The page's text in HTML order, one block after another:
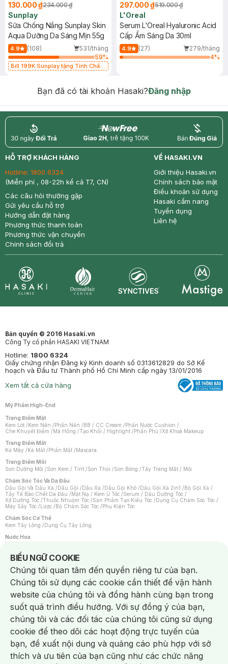
130.000 ₫234.000 ₫
Sunplay
Sữa Chống Nắng Sunplay Skin
Aqua Dưỡng Da Sáng Mịn 55g
4.9 (108)
531/tháng
59%
Bill 199K Sunplay tặng Tinh Chất
297.000 ₫519.000 ₫
L'Oreal
Serum L'Oreal Hyaluronic Acid
Cấp Ẩm Sáng Da 30ml
4.9 (27)
279/tháng
4%
Bạn đã có tài khoản Hasaki?Đăng nhập
return nowfree price
HỖ TRỢ KHÁCH HÀNG
Hotline: 1800 6324
(Miễn phí , 08-22h kể cả T7, CN)
Các câu hỏi thường gặp
Gửi yêu cầu hỗ trợ
Hướng dẫn đặt hàng
Phương thức thanh toán
Phương thức vận chuyển
Chính sách đổi trả
VỀ HASAKI.VN
Giới thiệu Hasaki.vn
Chính sách bảo mật
Điều khoản sử dụng
Hasaki cẩm nang
Tuyển dụng
Liên hệ
Bản quyền © 2016 Hasaki.vn
Công Ty cổ phần HASAKI VIETNAM
Hotline: 1800 6324
Giấy chứng nhận Đăng ký Kinh doanh số 0313612829 do Sở Kế
hoạch và Đầu tư Thành phố Hồ Chí Minh cấp ngày 13/01/2016
Xem tất cả cửa hàng
Mỹ Phẩm High-End
Trang Điểm Mặt
Kem Lót /Kem Nền /Phấn Nền /BB / CC Cream /Phấn Nước Cushion /
Che Khuyết Điểm /Má Hồng /Tạo Khối / Highlight /Phấn Phủ /Xịt Khoá Makeup
Trang Điểm Mắt
Kẻ Mày /Kẻ Mắt /Phấn Mắt /Mascara
Trang Điểm Môi
Son Dưỡng Môi /Son Kem / Tint /Son Thỏi /Son Bóng /Tẩy Trang Mắt / Môi
Chăm Sóc Tóc Và Da Đầu
Dầu Gội Và Dầu Xả /Dầu Gội /Dầu Xả /Dầu Gội Khô /Dầu Gội Xả 2in1 /Bộ Gội Xả /
Tẩy Tế Bào Chết Da Đầu /Mặt Nạ / Kem Ủ Tóc /Serum / Dầu Dưỡng Tóc /
Xịt Dưỡng Tóc /Thuốc Nhuộm Tóc /Sản Phẩm Tạo Kiểu Tóc /Dụng Cụ Chăm Sóc Tóc /
Máy Sấy Tóc /Lược /Bộ Chăm Sóc Tóc /Phụ Kiện Tóc
Chăm Sóc Cơ Thể
Kem Tẩy Lông /Dụng Cụ Tẩy Lông
Nước Hoa
Nước Hoa Nữ
Chăm Sóc Cá Nhân
Chống Muỗi /Khẩu Trang /Máy Massage/Mặt Nạ Xông Hơi /Nước Rửa Tay/
Sản Phẩm Chăm Sóc Khác /Bàn Chải Đánh Răng /Bàn Chải Điện/
Hỗ Trợ Trắng Răng/Kem Đánh Răng /Máy Tăm Nước/ Nước Súc Miệng/
Tăm / Chỉ Nha Khoa/ Xịt Thơm Miệng / Dung Dịch Vệ Sinh/Dưỡng Vùng Kín/
Khăn Ướt Vệ Sinh Vùng Kín/Băng Vệ Sinh/Tampon/Bọt Cạo Râu /Dao Cạo Râu/
Máy Cạo Râu
Vấn Đề Về Da
Da Dầu / Lỗ Chân Lông To/ Da Khô / Mất Nước/ Da Lão Hóa/ Da Mụn/
Da Nhạy Cảm / Kích Ứng
Da Xỉn Màu Thâm / Nám / Tàn Nhang
Quầng Thâm & Bọng Mắt /Sẹo /Viêm Da Cơ Địa
Dụng Cụ / Phụ Kiện Chăm Sóc Da
Bông Tẩy Trang
Khăn Lau Mặt Khô Dụng Cụ / Máy Rửa Mặt Máy Chăm Sóc Da
Dụng Cụ Chăm Sóc Khác
BIỂU NGỮ COOKIE
Notice about cookies usage
Chúng tôi quan tâm đến quyền riêng tư của bạn.
Chúng tôi sử dụng các cookie cần thiết để vận hành
website của chúng tôi và đồng hành cùng bạn trong
suốt quá trình điều hướng. Với sự đồng ý của bạn,
chúng tôi và các đối tác của chúng tôi cũng sử dụng
cookie để theo dõi các hoạt động trực tuyến của
bạn, đề xuất nội dung và quảng cáo phù hợp với sở
thích và ưu tiên của bạn cũng như các chức năng